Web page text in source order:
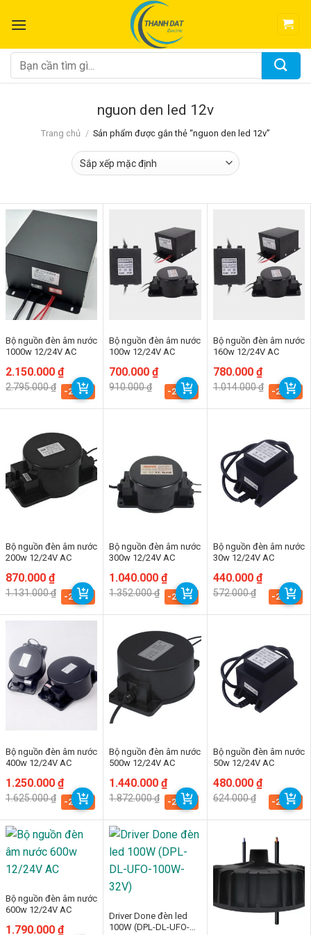
đến
dung
Tìm
kiếm:
nguon den led 12v
Trang chủ / Sản phẩm được gắn thẻ “nguon den led 12v”
Bộ nguồn đèn âm nước
1000w 12/24V AC
2.795.000₫
Giá
gốc
là:
2.150.000 ₫
Giá
hiện
tại
2.150.000 ₫.
-23.1%
Bộ nguồn đèn âm nước
100w 12/24V AC
910.000₫
Giá
gốc
là:
700.000₫
Giá
hiện
tại
700.000 ₫.
-23.1%
Bộ nguồn đèn âm nước
160w 12/24V AC
1.014.000₫
Giá
gốc
là:
780.000 ₫
Giá
hiện
tại
780.000 ₫.
-23.1%
Bộ nguồn đèn âm nước
200w 12/24V AC
1.131.000₫
Giá
gốc
là:
870.000 ₫
Giá
hiện
tại
870.000 ₫.
-23.1%
Bộ nguồn đèn âm nước
300w 12/24V AC
1.352.000₫
Giá
gốc
là:
1.040.000₫
Giá
hiện
tại
1.040.000 ₫.
-23.1%
Bộ nguồn đèn âm nước
30w 12/24V AC
572.000₫
Giá
gốc
là:
440.000 ₫
Giá
hiện
tại
440.000 ₫.
-23.1%
Bộ nguồn đèn âm nước
400w 12/24V AC
1.625.000₫
Giá
gốc
là:
1.250.000 ₫
Giá
hiện
tại
1.250.000 ₫.
-23.1%
Bộ nguồn đèn âm nước
500w 12/24V AC
1.872.000₫
Giá
gốc
là:
1.440.000₫
Giá
hiện
tại
1.440.000 ₫.
-23.1%
Bộ nguồn đèn âm nước
50w 12/24V AC
624.000₫
Giá
gốc
là:
480.000 ₫
Giá
hiện
tại
480.000 ₫.
-23.1%
Bộ nguồn đèn âm nước
600w 12/24V AC
Giá
1.790.000 ₫
Giá
Driver Done đèn led
100W (DPL-DL-UFO-